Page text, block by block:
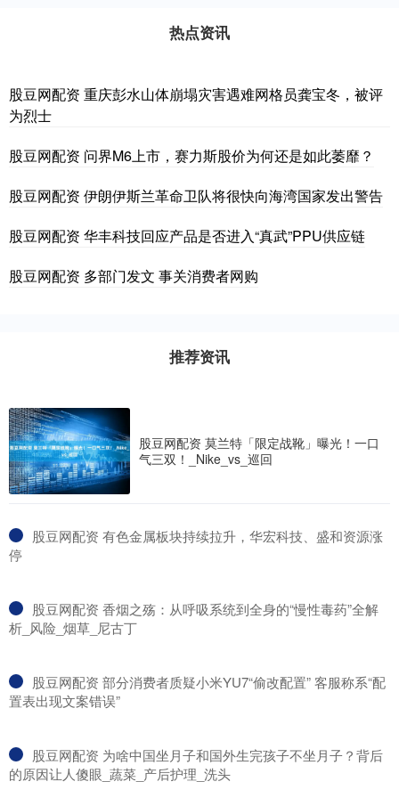
热点资讯
股豆网配资 重庆彭水山体崩塌灾害遇难网格员龚宝冬，被评
为烈士
股豆网配资 问界M6上市，赛力斯股价为何还是如此萎靡？
股豆网配资 伊朗伊斯兰革命卫队将很快向海湾国家发出警告
股豆网配资 华丰科技回应产品是否进入“真武”PPU供应链
股豆网配资 多部门发文 事关消费者网购
推荐资讯
股豆网配资 莫兰特「限定战靴」曝光！一口
气三双！_Nike_vs_巡回
​股豆网配资 有色金属板块持续拉升，华宏科技、盛和资源涨
停
​股豆网配资 香烟之殇：从呼吸系统到全身的“慢性毒药”全解
析_风险_烟草_尼古丁
​股豆网配资 部分消费者质疑小米YU7“偷改配置” 客服称系“配
置表出现文案错误”
​股豆网配资 为啥中国坐月子和国外生完孩子不坐月子？背后
的原因让人傻眼_蔬菜_产后护理_洗头